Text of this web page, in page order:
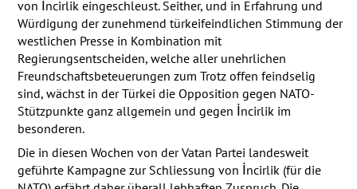
von İncirlik eingeschleust. Seither, und in Erfahrung und
Würdigung der zunehmend türkeifeindlichen Stimmung der
westlichen Presse in Kombination mit
Regierungsentscheiden, welche aller unehrlichen
Freundschaftsbeteuerungen zum Trotz offen feindselig
sind, wächst in der Türkei die Opposition gegen NATO-
Stützpunkte ganz allgemein und gegen İncirlik im
besonderen.
Die in diesen Wochen von der Vatan Partei landesweit
geführte Kampagne zur Schliessung von İncirlik (für die